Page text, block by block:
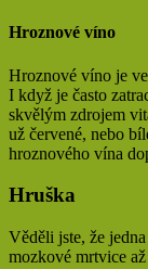
Hroznové víno
Hroznové víno je
I když je často
skvělým zdrojem
už červené, nebo
hroznového vína
Hruška
Věděli jste, že
mozkové mrtvice